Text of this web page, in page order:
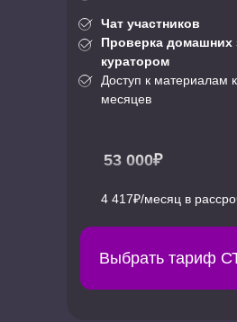
53 000₽
Чат участников
Проверка домашних
куратором
Доступ к материалам
месяцев
4 417₽/месяц в
Выбрать тариф